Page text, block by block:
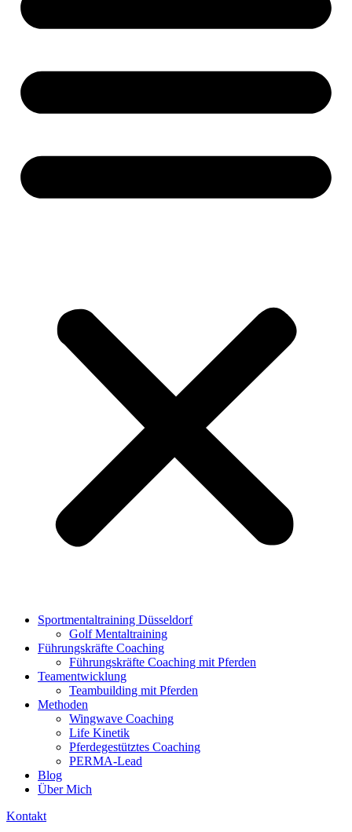
Sportmentaltraining Düsseldorf
Golf Mentaltraining
Führungskräfte Coaching
Führungskräfte Coaching mit Pferden
Teamentwicklung
Teambuilding mit Pferden
Methoden
Wingwave Coaching
Life Kinetik
Pferdegestütztes Coaching
PERMA-Lead
Blog
Über Mich
Kontakt